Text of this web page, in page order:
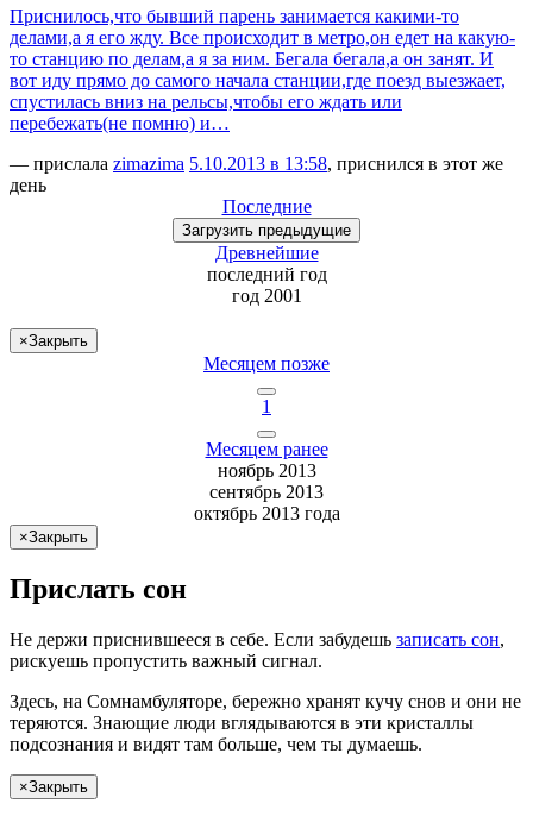
Приснилось,что бывший парень занимается какими-то
делами,а я его жду. Все происходит в метро,он едет на какую-
то станцию по делам,а я за ним. Бегала бегала,а он занят. И
вот иду прямо до самого начала станции,где поезд выезжает,
спустилась вниз на рельсы,чтобы его ждать или
перебежать(не помню) и…
— прислала zimazima 5.10.2013 в 13:58, приснился в этот же
день
Последние
Загрузить предыдущие
Древнейшие
последний год
год 2001
×Закрыть
Месяцем позже
1
Месяцем ранее
ноябрь 2013
сентябрь 2013
октябрь 2013 года
×Закрыть
Прислать сон
Не держи приснившееся в себе. Если забудешь записать сон,
рискуешь пропустить важный сигнал.
Здесь, на Сомнамбуляторе, бережно хранят кучу снов и они не
теряются. Знающие люди вглядываются в эти кристаллы
подсознания и видят там больше, чем ты думаешь.
×Закрыть